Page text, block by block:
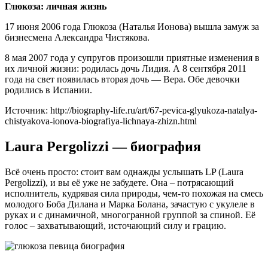
Глюкоза: личная жизнь
17 июня 2006 года Глюкоза (Наталья Ионова) вышла замуж за
бизнесмена Александра Чистякова.
8 мая 2007 года у супругов произошли приятные изменения в
их личной жизни: родилась дочь Лидия. А 8 сентября 2011
года на свет появилась вторая дочь — Вера. Обе девочки
родились в Испании.
Источник: http://biography-life.ru/art/67-pevica-glyukoza-natalya-
chistyakova-ionova-biografiya-lichnaya-zhizn.html
Laura Pergolizzi — биография
Всё очень просто: стоит вам однажды услышать LP (Laura
Pergolizzi), и вы её уже не забудете. Она – потрясающий
исполнитель, кудрявая сила природы, чем-то похожая на смесь
молодого Боба Дилана и Марка Болана, зачастую с укулеле в
руках и с динамичной, многогранной группой за спиной. Её
голос – захватывающий, источающий силу и грацию.